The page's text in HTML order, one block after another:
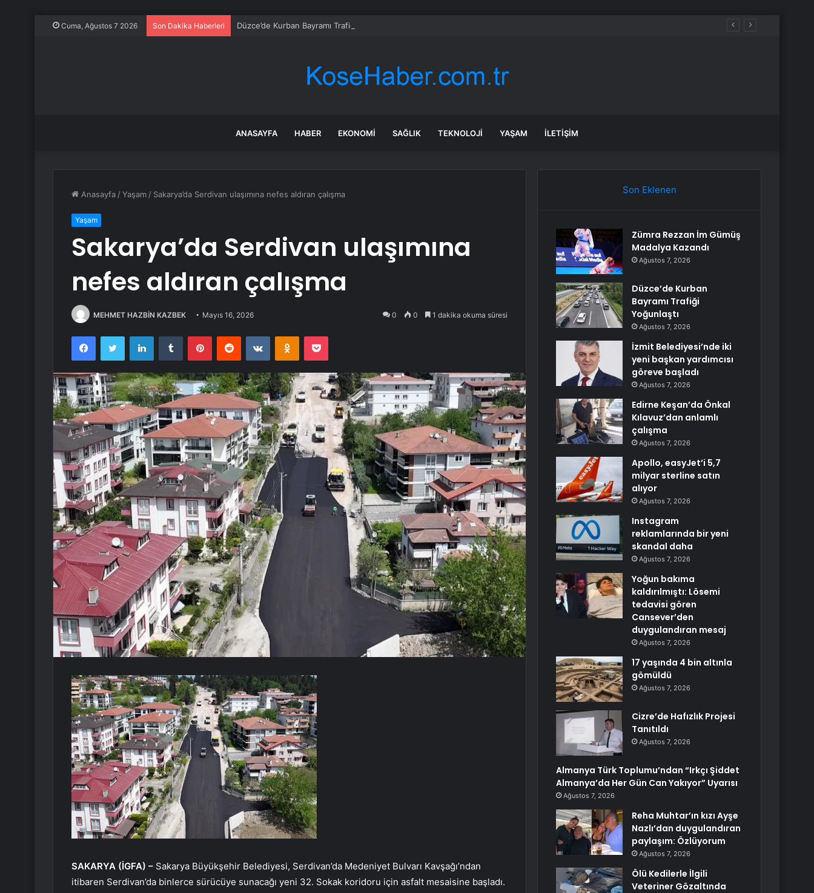
Cuma, Ağustos 7 2026 Son Dakika Haberleri Düzce’de Kurban Bayramı Trafiği Yoğunlaştı
ANASAYFA HABER EKONOMI SAĞLIK TEKNOLOJI YAŞAM İLETIŞIM
Anasayfa /Yaşam / Sakarya’da Serdivan ulaşımına nefes aldıran çalışma
Yaşam
Sakarya’da Serdivan ulaşımına
nefes aldıran çalışma
MEHMET HAZBİN KAZBEK Mayıs 16, 2026 0 0 1 dakika okuma süresi
FacebookTwitter LinkedInTumblr PinterestReddit VKontakteOdnoklassniki
Pocket
SAKARYA (İGFA) – Sakarya Büyükşehir Belediyesi, Serdivan’da Medeniyet Bulvarı Kavşağı’ndan
itibaren Serdivan’da binlerce sürücüye sunacağı yeni 32. Sokak koridoru için asfalt mesaisine başladı.
Son Eklenen
Zümra Rezzan İm Gümüş
Madalya Kazandı
Ağustos 7, 2026
Düzce’de Kurban
Bayramı Trafiği
Yoğunlaştı
Ağustos 7, 2026
İzmit Belediyesi’nde iki
yeni başkan yardımcısı
göreve başladı
Ağustos 7, 2026
Edirne Keşan’da Önkal
Kılavuz’dan anlamlı
çalışma
Ağustos 7, 2026
Apollo, easyJet’i 5,7
milyar sterline satın
alıyor
Ağustos 7, 2026
Instagram
reklamlarında bir yeni
skandal daha
Ağustos 7, 2026
Yoğun bakıma
kaldırılmıştı: Lösemi
tedavisi gören
Cansever’den
duygulandıran mesaj
Ağustos 7, 2026
17 yaşında 4 bin altınla
gömüldü
Ağustos 7, 2026
Cizre’de Hafızlık Projesi
Tanıtıldı
Ağustos 7, 2026
Almanya Türk Toplumu’ndan “Irkçı Şiddet
Almanya’da Her Gün Can Yakıyor” Uyarısı
Ağustos 7, 2026
Reha Muhtar’ın kızı Ayşe
Nazlı’dan duygulandıran
paylaşım: Özlüyorum
Ağustos 7, 2026
Ölü Kedilerle İlgili
Veteriner Gözaltında